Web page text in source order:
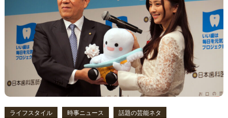
ー
シ
ン
ライフスタイル 時事ニュース 話題の芸能ネタ